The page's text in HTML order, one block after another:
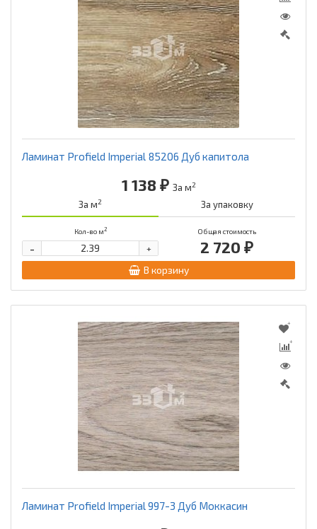
Ламинат Profield Imperial 85206 Дуб капитола
1 138 ₽ За м2
За м2 За упаковку
Кол-во м2 Общая стоимость
2 720 ₽
+
-
В корзину
Ламинат Profield Imperial 997-3 Дуб Моккасин